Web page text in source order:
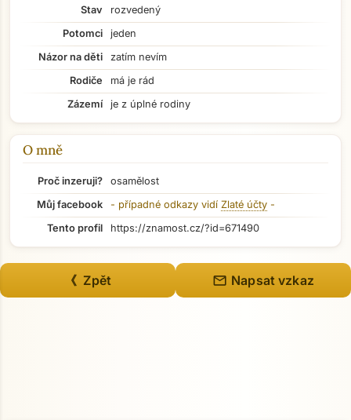
Stav
rozvedený
Potomci
jeden
Názor na děti
zatím nevím
Rodiče
má je rád
Zázemí
je z úplné rodiny
O mně
Proč inzeruji?
osamělost
Můj facebook
- případné odkazy vidí Zlaté účty -
Tento profil
https://znamost.cz/?id=671490
《 Zpět mail Napsat vzkaz